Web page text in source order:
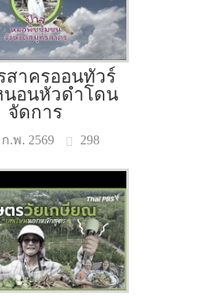
สาครออนทัวร์
อนหัวดำโดน
จัดการ
ก.พ. 2569 298